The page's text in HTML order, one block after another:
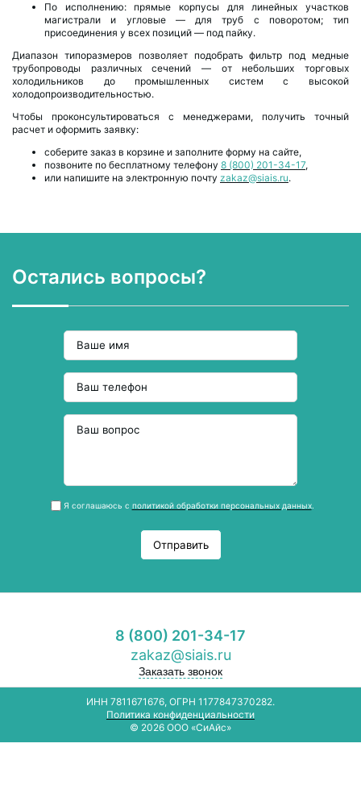
По исполнению: прямые корпусы для линейных участков
магистрали и угловые — для труб с поворотом; тип
присоединения у всех позиций — под пайку.
Диапазон типоразмеров позволяет подобрать фильтр под медные
трубопроводы различных сечений — от небольших торговых
холодильников до промышленных систем с высокой
холодопроизводительностью.
Чтобы проконсультироваться с менеджерами, получить точный
расчет и оформить заявку:
соберите заказ в корзине и заполните форму на сайте,
позвоните по бесплатному телефону 8 (800) 201-34-17,
или напишите на электронную почту zakaz@siais.ru.
Остались вопросы?
Я соглашаюсь с политикой обработки персональных данных.
Отправить
8 (800) 201-34-17
zakaz@siais.ru
Заказать звонок
ИНН 7811671676, ОГРН 1177847370282.
Политика конфиденциальности
© 2026 ООО «СиАйс»